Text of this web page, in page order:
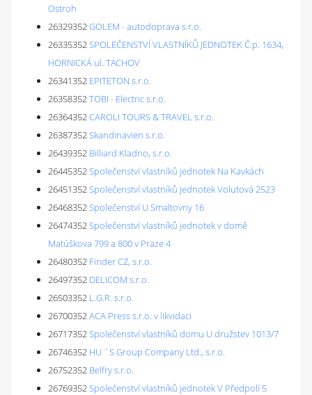
Ostroh
26329352GOLEM - autodoprava s.r.o.
26335352SPOLEČENSTVÍ VLASTNÍKŮ JEDNOTEK Č.p. 1634,
HORNICKÁ ul. TACHOV
26341352 EPITETON s.r.o.
26358352TOBI - Electric s.r.o.
26364352CAROLI TOURS & TRAVEL s.r.o.
26387352Skandinavien s.r.o.
26439352 Billiard Kladno, s.r.o.
26445352Společenství vlastníků jednotek Na Kavkách
26451352Společenství vlastníků jednotek Volutová 2523
26468352Společenství U Smaltovny 16
26474352Společenství vlastníků jednotek v domě
Matúškova 799 a 800 v Praze 4
26480352 Finder CZ, s.r.o.
26497352 DELICOM s.r.o.
26503352 L.G.R. s.r.o.
26700352ACA Press s.r.o. v likvidaci
26717352Společenství vlastníků domu U družstev 1013/7
26746352 HU ´S Group Company Ltd., s.r.o.
26752352 Belfry s.r.o.
26769352Společenství vlastníků jednotek V Předpolí 5